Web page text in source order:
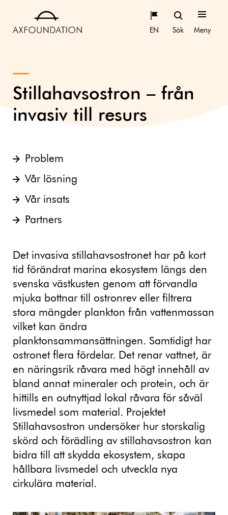
EN Sök Meny
Stillahavsostron – från
invasiv till resurs
Problem
Vår lösning
Vår insats
Partners
Det invasiva stillahavsostronet har på kort
tid förändrat marina ekosystem längs den
svenska västkusten genom att förvandla
mjuka bottnar till ostronrev eller filtrera
stora mängder plankton från vattenmassan
vilket kan ändra
planktonsammansättningen. Samtidigt har
ostronet flera fördelar. Det renar vattnet, är
en näringsrik råvara med högt innehåll av
bland annat mineraler och protein, och är
hittills en outnyttjad lokal råvara för såväl
livsmedel som material. Projektet
Stillahavsostron undersöker hur storskalig
skörd och förädling av stillahavsostron kan
bidra till att skydda ekosystem, skapa
hållbara livsmedel och utveckla nya
cirkulära material.